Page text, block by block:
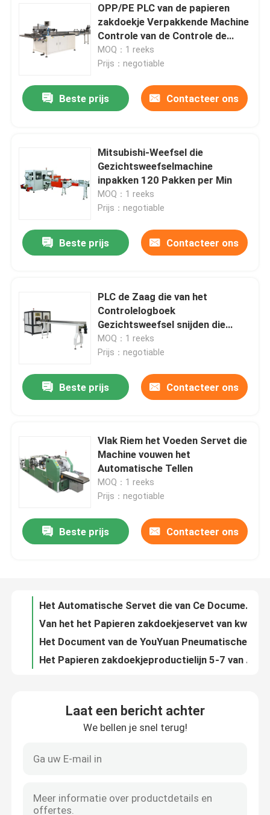
Huis
VR-show
Fabrieksreis
Kwaliteitscontrole
gezichtsweefselmachine
OPP/PE PLC van de papieren
zakdoekje Verpakkende Machine
Controle van de Controle de
Dubbele Temperatuur
MOQ：1 reeks
Prijs：negotiable
Beste prijs Contacteer ons
Mitsubishi-Weefsel die
Gezichtsweefselmachine
inpakken 120 Pakken per Min
MOQ：1 reeks
Prijs：negotiable
Beste prijs Contacteer ons
PLC de Zaag die van het
Controlelogboek
Gezichtsweefsel snijden die
Machine maken 180
Besnoeiingen/Min verzenden
MOQ：1 reeks
Prijs：negotiable
Beste prijs Contacteer ons
Vlak Riem het Voeden Servet die
Machine vouwen het
Automatische Tellen
MOQ：1 reeks
Prijs：negotiable
Beste prijs Contacteer ons
Het Automatische Servet die van Ce Document Servetmachine 5000m/Min maken
PLC Papieren zakdoekje die van de de Eenheidshanddoek van de Controle het Automatische Overdracht Machine 5-7 omzetten Logboeken
PLC Machine van de het Papieren zakdoekjeverpakking van het Controletoiletpapier Verpakkende 80-168 PCs/Min
Van de het Papieren zakdoekjeverpakking van de servobesturings Automatisch Koker Verpakkend de Machinece
Laat een bericht achter
We bellen je snel terug!